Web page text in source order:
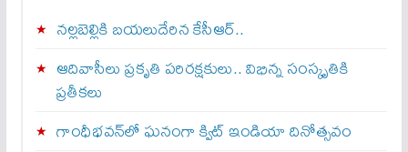
నల్లబెల్లికి బయలుదేరిన కేసీఆర్‌..
ఆదివాసీలు ప్రకృతి పరిరక్షకులు.. విభిన్న సంస్కృతికి
ప్రతీకలు
గాంధీభవన్‌లో ఘనంగా క్విట్‌ ఇండియా దినోత్సవం